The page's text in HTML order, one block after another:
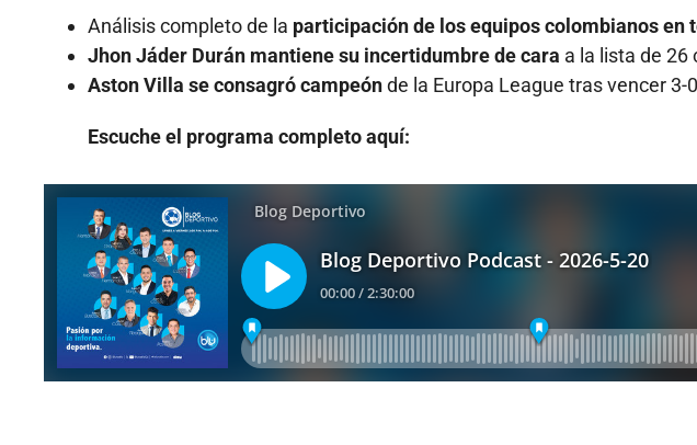
Análisis completo de la participación de los equipos colombianos en
Jhon Jáder Durán mantiene su incertidumbre de cara a la lista de 26
Aston Villa se consagró campeónde la Europa League tras vencer 3-
Escuche el programa completo aquí: